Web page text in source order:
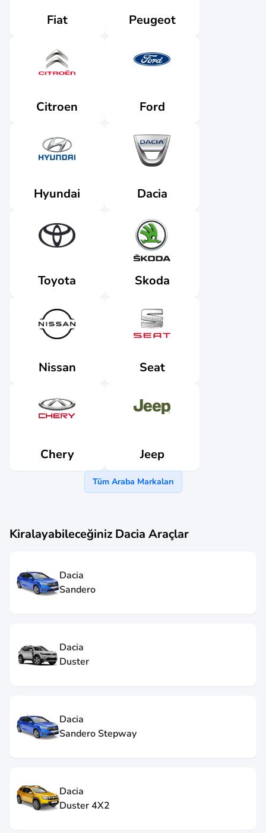
Fiat Peugeot
Citroen Ford
Hyundai Dacia
Toyota Skoda
Nissan Seat
Chery Jeep
Tüm Araba Markaları
Kiralayabileceğiniz Dacia Araçlar
Dacia
Sandero
Dacia
Duster
Dacia
Sandero Stepway
Dacia
Duster 4X2